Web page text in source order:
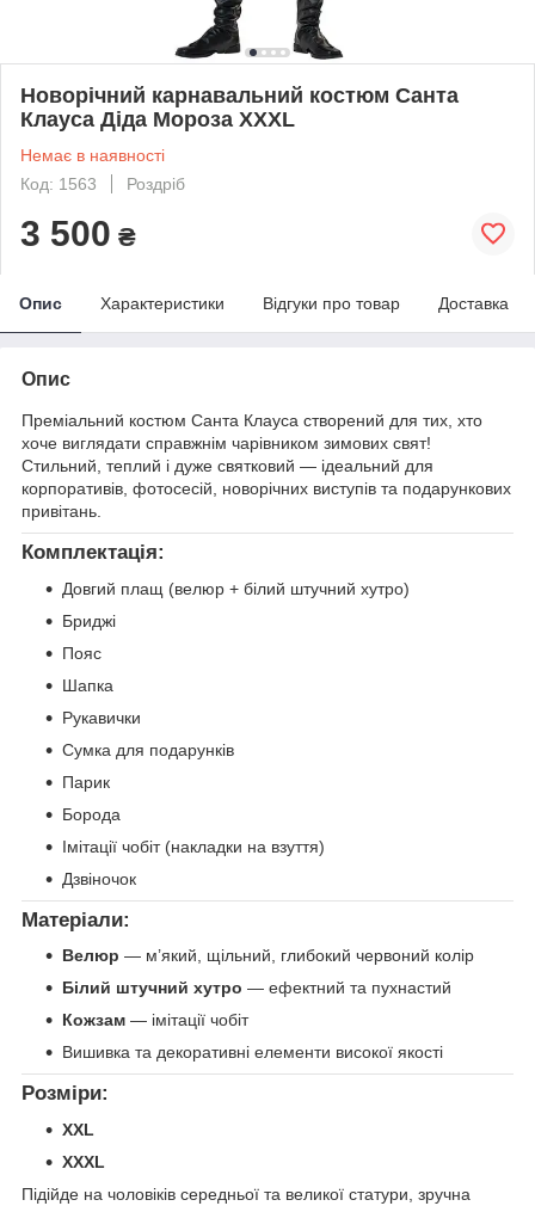
Новорічний карнавальний костюм Санта
Клауса Діда Мороза XXXL
Немає в наявності
Код: 1563
Роздріб
3 500 ₴
Опис Характеристики Відгуки про товар Доставка
Опис
Преміальний костюм Санта Клауса створений для тих, хто
хоче виглядати справжнім чарівником зимових свят!
Стильний, теплий і дуже святковий — ідеальний для
корпоративів, фотосесій, новорічних виступів та подарункових
привітань.
Комплектація:
Довгий плащ (велюр + білий штучний хутро)
Бриджі
Пояс
Шапка
Рукавички
Сумка для подарунків
Парик
Борода
Імітації чобіт (накладки на взуття)
Дзвіночок
Матеріали:
Велюр — м’який, щільний, глибокий червоний колір
Білий штучний хутро — ефектний та пухнастий
Кожзам — імітації чобіт
Вишивка та декоративні елементи високої якості
Розміри:
XXL
XXXL
Підійде на чоловіків середньої та великої статури, зручна